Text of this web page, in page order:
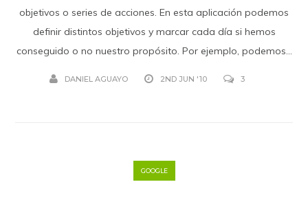
objetivos o series de acciones. En esta aplicación podemos
definir distintos objetivos y marcar cada día si hemos
conseguido o no nuestro propósito. Por ejemplo, podemos...
DANIEL AGUAYO 2ND JUN '10 3
GOOGLE